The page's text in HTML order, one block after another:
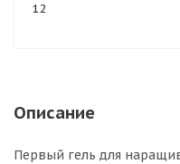
12
Описание
Первый гель для